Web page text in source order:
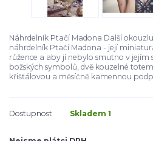
Náhrdelník Ptačí Madona Další
náhrdelník Ptačí Madona - její
růžence a aby jí nebylo smutno v jejím
božských symbolů, dvě kouzelné
křišťálovou a měsíčně kamennou
Dostupnost Skladem 1